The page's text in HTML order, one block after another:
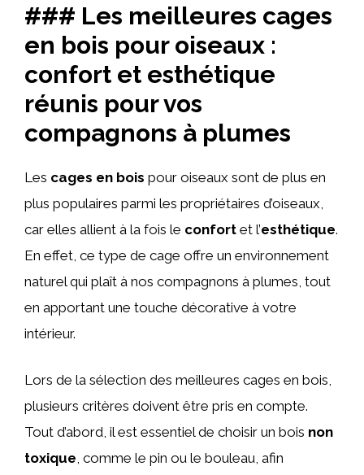
### Les meilleures cages
en bois pour oiseaux :
confort et esthétique
réunis pour vos
compagnons à plumes
Les cages en bois pour oiseaux sont de plus en
plus populaires parmi les propriétaires d’oiseaux,
car elles allient à la fois le confort et l’esthétique.
En effet, ce type de cage offre un environnement
naturel qui plaît à nos compagnons à plumes, tout
en apportant une touche décorative à votre
intérieur.
Lors de la sélection des meilleures cages en bois,
plusieurs critères doivent être pris en compte.
Tout d’abord, il est essentiel de choisir un bois non
toxique, comme le pin ou le bouleau, afin